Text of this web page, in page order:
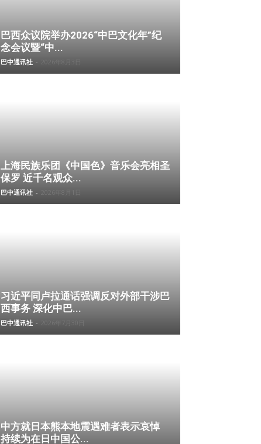
巴西众议院举办2026“中巴文化年”纪
念会议暨“中...
巴中通讯社 -
上海民族乐团《中国色》音乐会亮相圣
保罗 近千名观众...
巴中通讯社 -
习近平同卢拉通话强调反对外部干涉巴
西事务 深化中巴...
巴中通讯社 - 2026年7月30日
中方就日本熊本地震遇难者表示哀悼
持续为在日中国公...